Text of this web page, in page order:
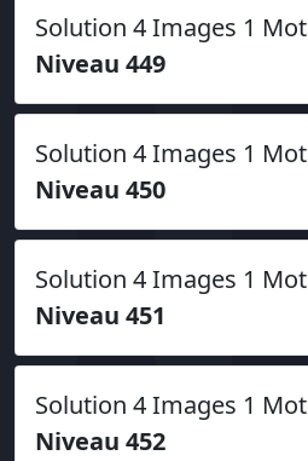
Solution 4 Images 1 Mot
Niveau 449
Solution 4 Images 1 Mot
Niveau 450
Solution 4 Images 1 Mot
Niveau 451
Solution 4 Images 1 Mot
Niveau 452